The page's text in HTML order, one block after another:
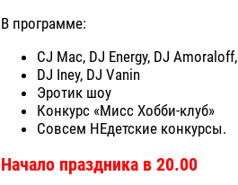
В программе:
CJ Mac, DJ Energy, DJ Amoraloff,
DJ Iney, DJ Vanin
Эротик шоу
Конкурс «Мисс Хобби-клуб»
Совсем НЕдетские конкурсы.
Начало праздника в 20.00